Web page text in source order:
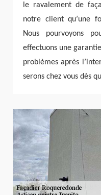
le ravalement de
notre client qu’une
Nous pourvoyons
effectuons une
problèmes après
serons chez vous dès